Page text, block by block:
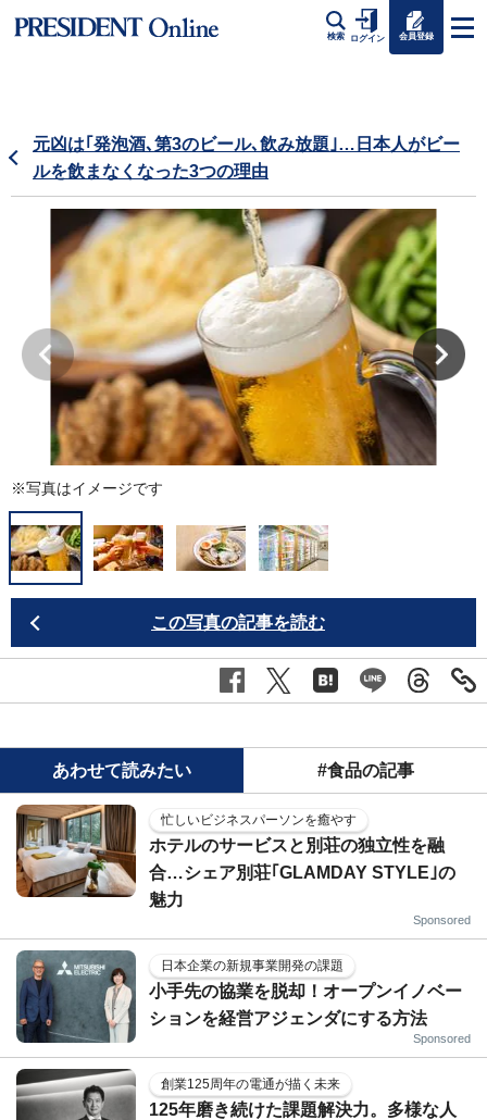
検索 ログイン 会員登録
元凶は｢発泡酒､第3のビール､飲み放題｣…日本人がビー
ルを飲まなくなった3つの理由
※写真はイメージです
この写真の記事を読む
あわせて読みたい #食品の記事
忙しいビジネスパーソンを癒やす
ホテルのサービスと別荘の独立性を融
合…シェア別荘｢GLAMDAY STYLE｣の
魅力
Sponsored
日本企業の新規事業開発の課題
小手先の協業を脱却！オープンイノベー
ションを経営アジェンダにする方法
Sponsored
創業125周年の電通が描く未来
125年磨き続けた課題解決力。多様な人